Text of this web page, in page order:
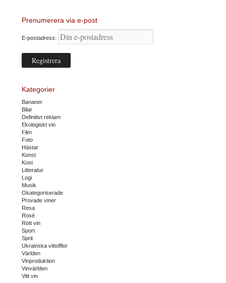
Prenumerera via e-post
E-postadress:
Kategorier
Bananer
Bilar
Definitivt reklam
Ekologiskt vin
Film
Foto
Hästar
Konst
Kost
Litteratur
Logi
Musik
Okategoriserade
Provade viner
Resa
Rosé
Rött vin
Sport
Sprit
Ukrainska vittofflor
Världen
Vinproduktion
Vinvärlden
Vitt vin